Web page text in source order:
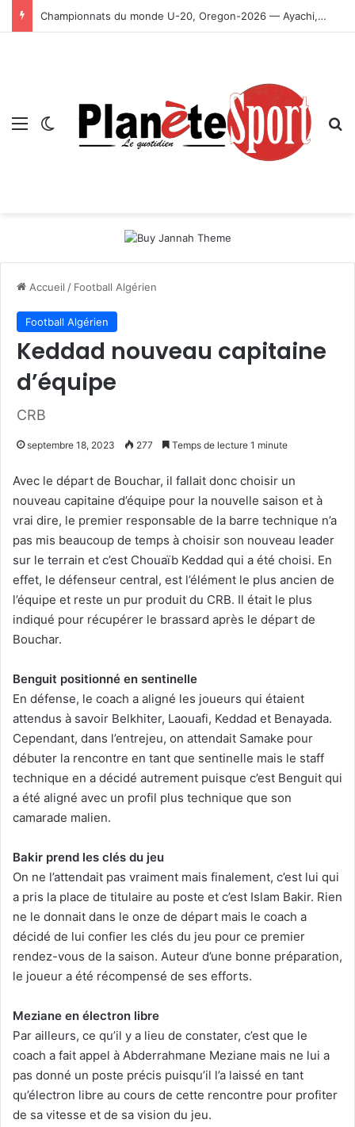
Championnats du monde U-20, Oregon-2026 — Ayachi, Dissa, Touahria et Ghezali en finale
Menu Switch skin
Accueil / Football Algérien
Football Algérien
Keddad nouveau capitaine
d’équipe
CRB
septembre 18, 2023 277 Temps de lecture 1 minute
Avec le départ de Bouchar, il fallait donc choisir un
nouveau capitaine d’équipe pour la nouvelle saison et à
vrai dire, le premier responsable de la barre technique n’a
pas mis beaucoup de temps à choisir son nouveau leader
sur le terrain et c’est Chouaïb Keddad qui a été choisi. En
effet, le défenseur central, est l’élément le plus ancien de
l’équipe et reste un pur produit du CRB. Il était le plus
indiqué pour récupérer le brassard après le départ de
Bouchar.
Benguit positionné en sentinelle
En défense, le coach a aligné les joueurs qui étaient
attendus à savoir Belkhiter, Laouafi, Keddad et Benayada.
Cependant, dans l’entrejeu, on attendait Samake pour
débuter la rencontre en tant que sentinelle mais le staff
technique en a décidé autrement puisque c’est Benguit qui
a été aligné avec un profil plus technique que son
camarade malien.
Bakir prend les clés du jeu
On ne l’attendait pas vraiment mais finalement, c’est lui qui
a pris la place de titulaire au poste et c’est Islam Bakir. Rien
ne le donnait dans le onze de départ mais le coach a
décidé de lui confier les clés du jeu pour ce premier
rendez-vous de la saison. Auteur d’une bonne préparation,
le joueur a été récompensé de ses efforts.
Meziane en électron libre
Par ailleurs, ce qu’il y a lieu de constater, c’est que le
coach a fait appel à Abderrahmane Meziane mais ne lui a
pas donné un poste précis puisqu’il l’a laissé en tant
qu’électron libre au cours de cette rencontre pour profiter
de sa vitesse et de sa vision du jeu.